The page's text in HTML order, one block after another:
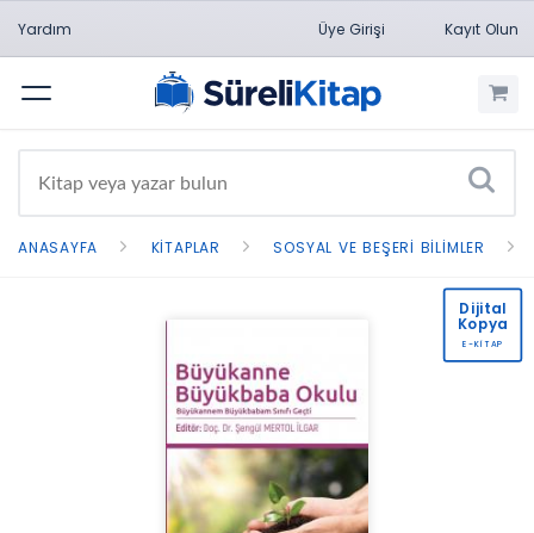
Yardım Üye Girişi Kayıt Olun
Menü
ANASAYFA KITAPLAR SOSYAL VE BEŞERI BILIMLER
Dijital
Kopya
E-KİTAP